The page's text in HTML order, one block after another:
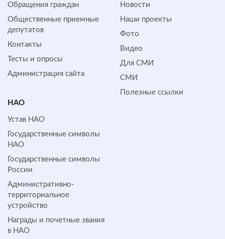
Обращения граждан
Общественные приемные
депутатов
Контакты
Тесты и опросы
Администрация сайта
Новости
Наши проекты
Фото
Видео
Для СМИ
СМИ
Полезные ссылки
НАО
Устав НАО
Государственные символы
НАО
Государственные символы
России
Административно-
территориальное
устройство
Награды и почетные звания
в НАО